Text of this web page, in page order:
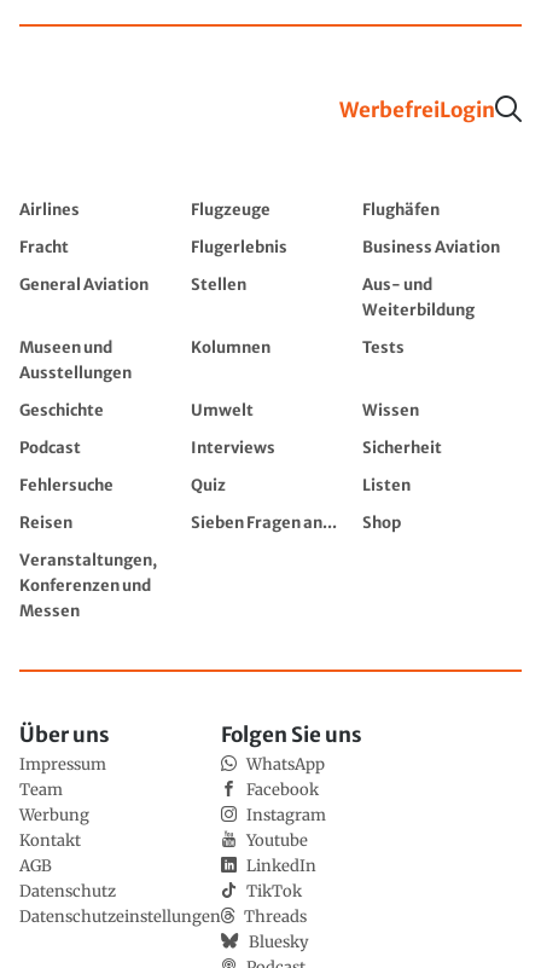
WerbefreiLogin
Airlines Flugzeuge
Flughäfen
Fracht
Flugerlebnis
Business Aviation
General Aviation
Stellen
Aus- und
Weiterbildung
Museen und
Ausstellungen
Kolumnen Tests
Geschichte Umwelt
Wissen
Podcast
Interviews
Sicherheit
Fehlersuche
Quiz
Listen
Reisen
Sieben Fragen an...
Shop
Veranstaltungen,
Konferenzen und
Messen
Über uns
Impressum
Team
Werbung
Kontakt
AGB
Datenschutz
Datenschutzeinstellungen
Folgen Sie uns
WhatsApp
Facebook
Instagram
Youtube
LinkedIn
TikTok
Threads
Bluesky